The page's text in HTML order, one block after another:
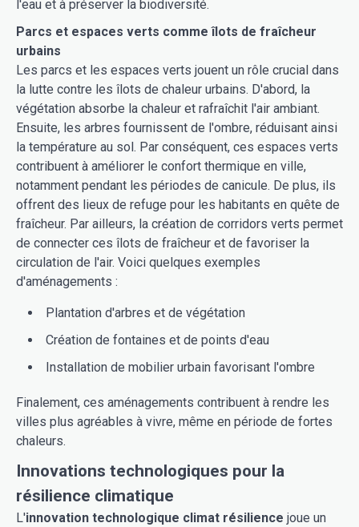
l'eau et à préserver la biodiversité.
Parcs et espaces verts comme îlots de fraîcheur
urbains
Les parcs et les espaces verts jouent un rôle crucial dans
la lutte contre les îlots de chaleur urbains. D'abord, la
végétation absorbe la chaleur et rafraîchit l'air ambiant.
Ensuite, les arbres fournissent de l'ombre, réduisant ainsi
la température au sol. Par conséquent, ces espaces verts
contribuent à améliorer le confort thermique en ville,
notamment pendant les périodes de canicule. De plus, ils
offrent des lieux de refuge pour les habitants en quête de
fraîcheur. Par ailleurs, la création de corridors verts permet
de connecter ces îlots de fraîcheur et de favoriser la
circulation de l'air. Voici quelques exemples
d'aménagements :
Plantation d'arbres et de végétation
Création de fontaines et de points d'eau
Installation de mobilier urbain favorisant l'ombre
Finalement, ces aménagements contribuent à rendre les
villes plus agréables à vivre, même en période de fortes
chaleurs.
Innovations technologiques pour la
résilience climatique
L'innovation technologique climat résilience joue un